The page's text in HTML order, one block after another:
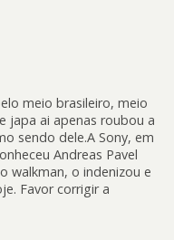
meio brasileiro, meio
japa ai apenas roubou a
sendo dele.A Sony, em
Andreas Pavel
walkman, o indenizou e
Favor corrigir a